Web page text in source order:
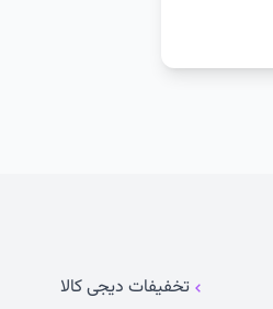
تخفیفات دیجی کالا